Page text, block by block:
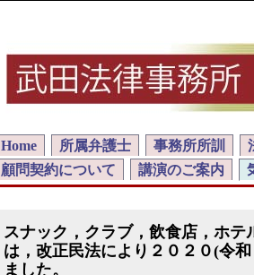
Home 所属弁護士 事務所所訓
顧問契約について
講演のご案内
スナック，クラブ，飲食店，ホ
は，改正民法により２０２０(令
ました。